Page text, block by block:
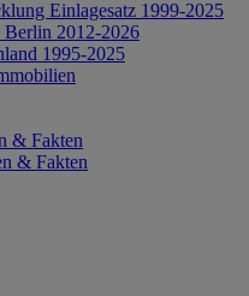
Einlagesatz 1999-2025
2012-2026
1995-2025
& Fakten
& Fakten